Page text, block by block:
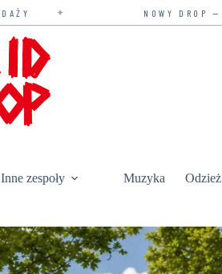
NOWY DROP — TYLKO U NAS
Inne zespoły Muzyka Odzież